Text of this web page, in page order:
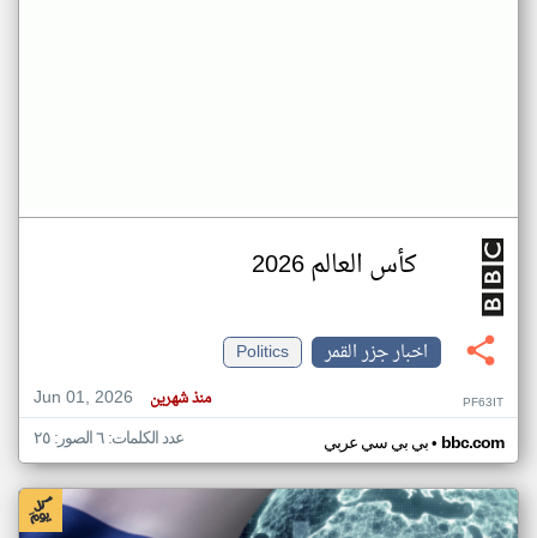
كأس العالم 2026
اخبار جزر القمر
Politics
Jun 01, 2026
منذ شهرين PF63IT
بي بي سي عربي• bbc.com عدد الكلمات: ٦ الصور: ٢٥